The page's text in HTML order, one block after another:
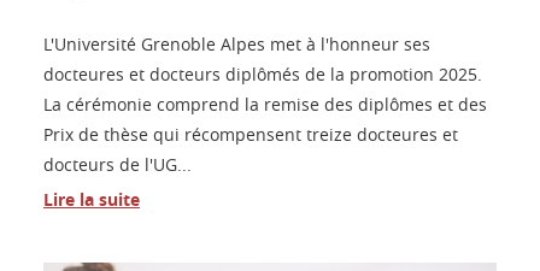
L'Université Grenoble Alpes met à l'honneur ses
docteures et docteurs diplômés de la promotion 2025.
La cérémonie comprend la remise des diplômes et des
Prix de thèse qui récompensent treize docteures et
docteurs de l'UG...
Lire la suite